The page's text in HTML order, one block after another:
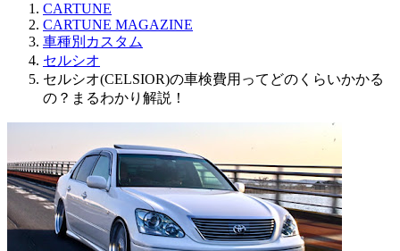
CARTUNE
CARTUNE MAGAZINE
車種別カスタム
セルシオ
セルシオ(CELSIOR)の車検費用ってどのくらいかかる
の？まるわかり解説！